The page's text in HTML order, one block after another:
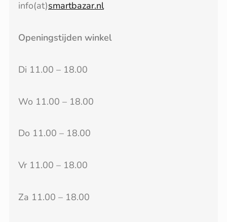
info(at)smartbazar.nl
Openingstijden winkel
Di 11.00 – 18.00
Wo 11.00 – 18.00
Do 11.00 – 18.00
Vr 11.00 – 18.00
Za 11.00 – 18.00